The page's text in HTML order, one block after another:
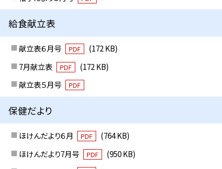
給食献立表
献立表６月号 PDF
(172 KB)
7月献立表
PDF
(172 KB)
献立表５月号
PDF
保健だより
ほけんだより６月 PDF
(764 KB)
ほけんだより7月号
PDF
(950 KB)